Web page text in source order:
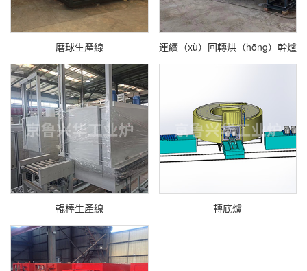
磨球生產線 連續（xù）回轉烘（hōng）幹爐
輥棒生產線 轉底爐